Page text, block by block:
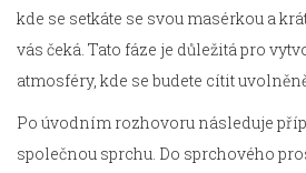
kde se setkáte se svou masérkou a
vás čeká. Tato fáze je důležitá pro
atmosféry, kde se budete cítit
Po úvodním rozhovoru následuje
společnou sprchu. Do sprchového